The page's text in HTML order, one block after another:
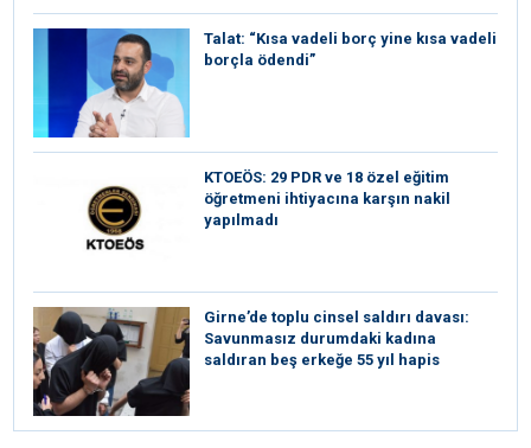
Talat: “Kısa vadeli borç yine kısa vadeli
borçla ödendi”
KTOEÖS: 29 PDR ve 18 özel eğitim
öğretmeni ihtiyacına karşın nakil
yapılmadı
Girne’de toplu cinsel saldırı davası:
Savunmasız durumdaki kadına
saldıran beş erkeğe 55 yıl hapis